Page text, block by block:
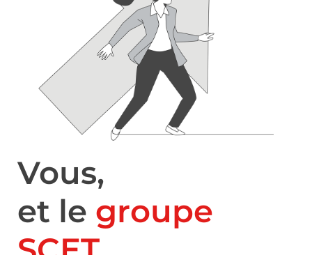
Vous,
et le groupe